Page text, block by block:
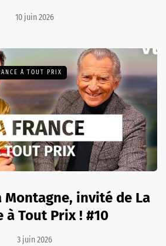
10 juin 2026
À TOUT PRIX
Montagne, invité de La
à Tout Prix ! #10
3 juin 2026